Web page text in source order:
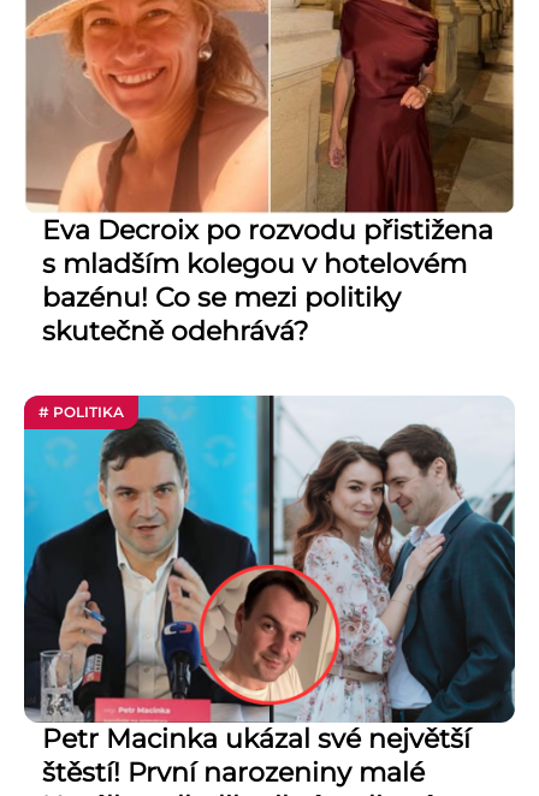
Eva Decroix po rozvodu přistižena
s mladším kolegou v hotelovém
bazénu! Co se mezi politiky
skutečně odehrává?
# POLITIKA
Petr Macinka ukázal své největší
štěstí! První narozeniny malé